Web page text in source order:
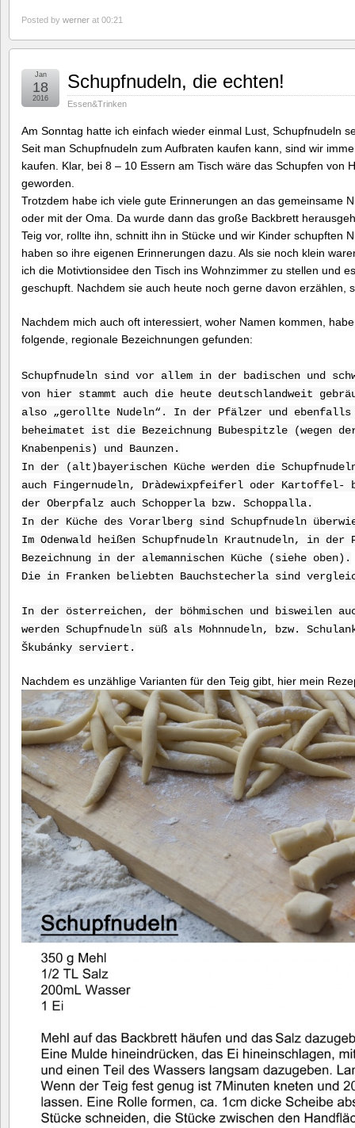
Posted by werner at 00:21
Schupfnudeln, die echten!
Essen&Trinken
Jan
18
2016
Am Sonntag hatte ich einfach wieder einmal Lust, Schupfnudeln
Seit man Schupfnudeln zum Aufbraten kaufen kann, sind wir
kaufen. Klar, bei 8 – 10 Essern am Tisch wäre das Schupfen von
geworden.
Trotzdem habe ich viele gute Erinnerungen an das gemeinsame
oder mit der Oma. Da wurde dann das große Backbrett
Teig vor, rollte ihn, schnitt ihn in Stücke und wir Kinder schupften
haben so ihre eigenen Erinnerungen dazu. Als sie noch klein
ich die Motivtionsidee den Tisch ins Wohnzimmer zu stellen und
geschupft. Nachdem sie auch heute noch gerne davon erzählen,
Nachdem mich auch oft interessiert, woher Namen kommen,
folgende, regionale Bezeichnungen gefunden:
Schupfnudeln sind vor allem in der badischen und
von hier stammt auch die heute deutschlandweit
also „gerollte Nudeln“. In der Pfälzer und ebenfalls
beheimatet ist die Bezeichnung Bubespitzle (wegen
Knabenpenis) und Baunzen.
In der (alt)bayerischen Küche werden die
auch Fingernudeln, Dràdewixpfeiferl oder Kartoffel-
der Oberpfalz auch Schopperla bzw. Schoppalla.
In der Küche des Vorarlberg sind Schupfnudeln
Im Odenwald heißen Schupfnudeln Krautnudeln, in
Bezeichnung in der alemannischen Küche (siehe oben).
Die in Franken beliebten Bauchstecherla sind
In der österreichen, der böhmischen und bisweilen
werden Schupfnudeln süß als Mohnnudeln, bzw.
Škubánky serviert.
Nachdem es unzählige Varianten für den Teig gibt, hier mein